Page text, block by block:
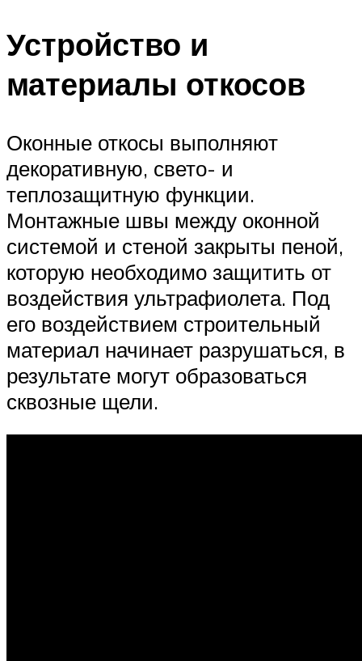
Устройство и
материалы откосов
Оконные откосы выполняют
декоративную, свето- и
теплозащитную функции.
Монтажные швы между оконной
системой и стеной закрыты пеной,
которую необходимо защитить от
воздействия ультрафиолета. Под
его воздействием строительный
материал начинает разрушаться, в
результате могут образоваться
сквозные щели.